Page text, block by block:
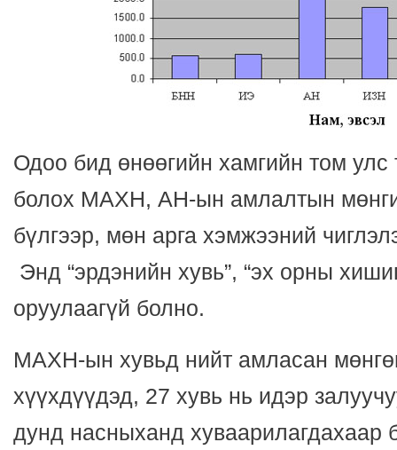
Одоо бид өнөөгийн хамгийн том улс
болох МАХН, АН-ын амлалтын
бүлгээр, мөн арга хэмжээний
Энд “эрдэнийн хувь”, “эх орны
оруулаагүй болно.
МАХН-ын хувьд нийт амласан
хүүхдүүдэд, 27 хувь нь идэр
дунд насныханд хуваарилагдахаар